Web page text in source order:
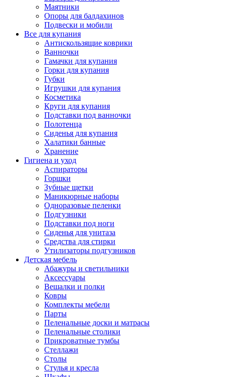
Маятники
Опоры для балдахинов
Подвески и мобили
Все для купания
Антискользящие коврики
Ванночки
Гамачки для купания
Горки для купания
Губки
Игрушки для купания
Косметика
Круги для купания
Подставки под ванночки
Полотенца
Сиденья для купания
Халатики банные
Хранение
Гигиена и уход
Аспираторы
Горшки
Зубные щетки
Маникюрные наборы
Одноразовые пеленки
Подгузники
Подставки под ноги
Сиденья для унитаза
Средства для стирки
Утилизаторы подгузников
Детская мебель
Абажуры и светильники
Аксессуары
Вешалки и полки
Ковры
Комплекты мебели
Парты
Пеленальные доски и матрасы
Пеленальные столики
Прикроватные тумбы
Стеллажи
Столы
Стулья и кресла